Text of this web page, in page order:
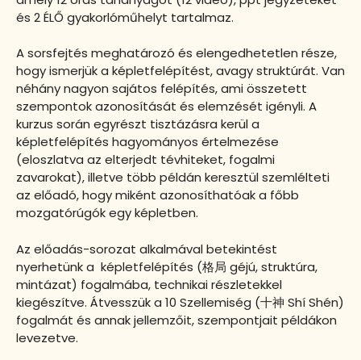
és 2 ÉLŐ gyakorlóműhelyt tartalmaz.
A sorsfejtés meghatározó és elengedhetetlen része,
hogy ismerjük a képletfelépítést, avagy struktúrát. Van
néhány nagyon sajátos felépítés, ami összetett
szempontok azonosítását és elemzését igényli. A
kurzus során egyrészt tisztázásra kerül a
képletfelépítés hagyományos értelmezése
(eloszlatva az elterjedt tévhiteket, fogalmi
zavarokat), illetve több példán keresztül szemlélteti
az előadó, hogy miként azonosíthatóak a főbb
mozgatórúgók egy képletben.
Az előadás-sorozat alkalmával betekintést
nyerhetünk a képletfelépítés (格局 géjú, struktúra,
mintázat) fogalmába, technikai részletekkel
kiegészítve. Átvesszük a 10 Szellemiség (十神 Shí Shén)
fogalmát és annak jellemzőit, szempontjait példákon
levezetve.